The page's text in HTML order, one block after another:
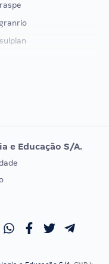
DE ORDEM
OAB
e Educação S/A.